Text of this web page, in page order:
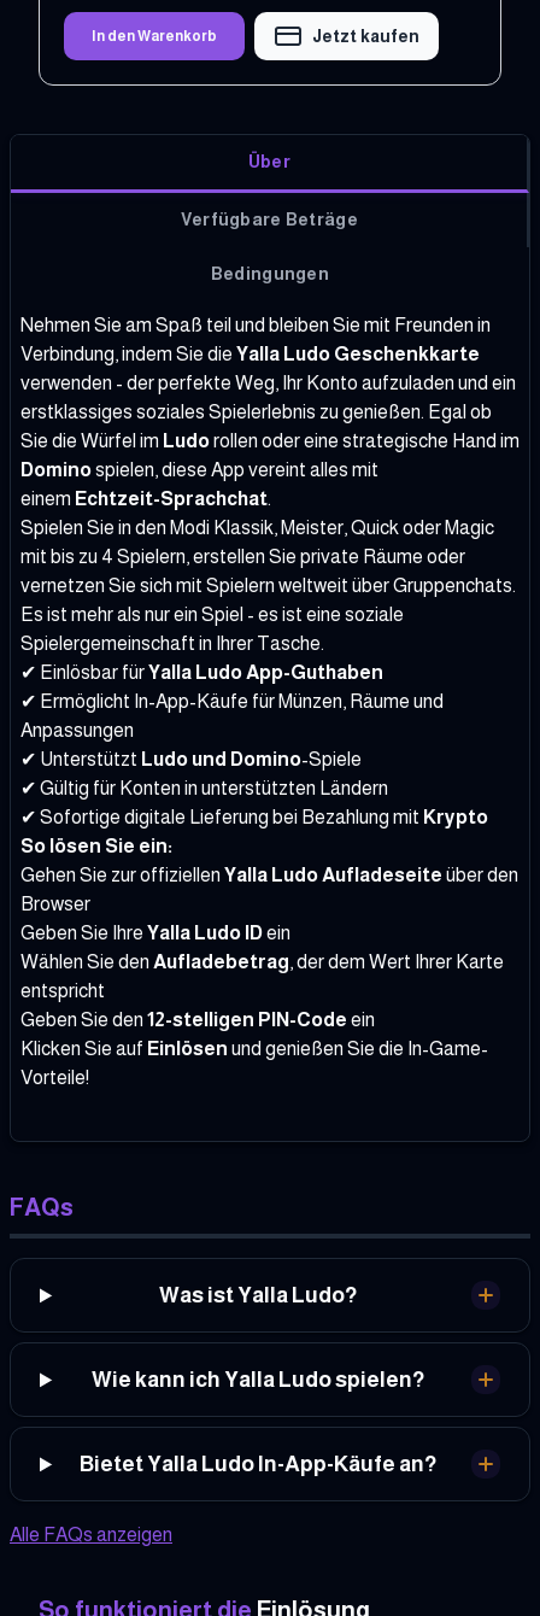
In den Warenkorb Jetzt kaufen
Über
Verfügbare Beträge
Bedingungen
Nehmen Sie am Spaß teil und bleiben Sie mit Freunden in
Verbindung, indem Sie die Yalla Ludo Geschenkkarte
verwenden - der perfekte Weg, Ihr Konto aufzuladen und ein
erstklassiges soziales Spielerlebnis zu genießen. Egal ob
Sie die Würfel im Ludorollen oder eine strategische Hand im
Dominospielen, diese App vereint alles mit
einem Echtzeit-Sprachchat.
Spielen Sie in den Modi Klassik, Meister, Quick oder Magic
mit bis zu 4 Spielern, erstellen Sie private Räume oder
vernetzen Sie sich mit Spielern weltweit über Gruppenchats.
Es ist mehr als nur ein Spiel - es ist eine soziale
Spielergemeinschaft in Ihrer Tasche.
✔ Einlösbar fürYalla Ludo App-Guthaben
✔ Ermöglicht In-App-Käufe für Münzen, Räume und
Anpassungen
✔ Unterstützt Ludo und Domino-Spiele
✔ Gültig für Konten in unterstützten Ländern
✔ Sofortige digitale Lieferung bei Bezahlung mit Krypto
So lösen Sie ein:
Gehen Sie zur offiziellen Yalla Ludo Aufladeseite über den
Browser
Geben Sie Ihre Yalla Ludo IDein
Wählen Sie den Aufladebetrag, der dem Wert Ihrer Karte
entspricht
Geben Sie den 12-stelligen PIN-Code ein
Klicken Sie auf Einlösen und genießen Sie die In-Game-
Vorteile!
FAQs
Was ist Yalla Ludo?
Wie kann ich Yalla Ludo spielen?
Bietet Yalla Ludo In-App-Käufe an?
Alle FAQs anzeigen
So funktioniert die Einlösung